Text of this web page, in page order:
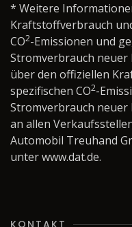
* Weitere
Kraftstoffverbrauch
CO2-Emissionen und
Stromverbrauch neuer
über den offiziellen
spezifischen CO2-
Stromverbrauch neuer
an allen
Automobil Treuhand
unter www.dat.de.